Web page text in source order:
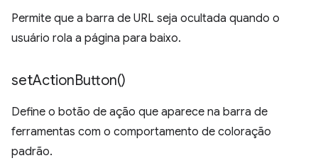
Permite que a barra de URL seja ocultada quando o
usuário rola a página para baixo.
setActionButton()
Define o botão de ação que aparece na barra de
ferramentas com o comportamento de coloração
padrão.